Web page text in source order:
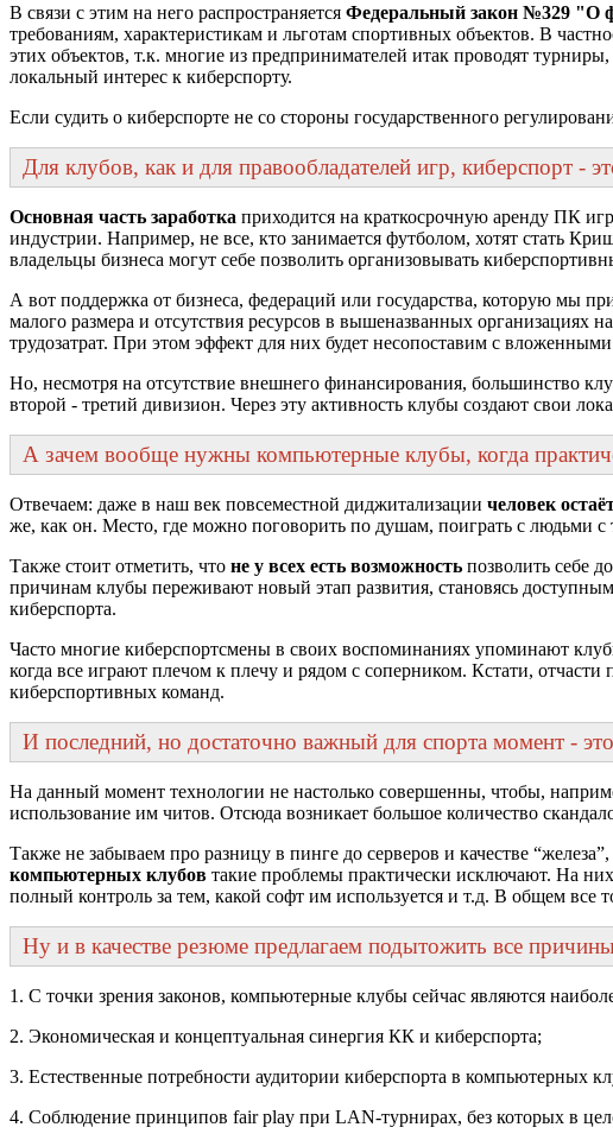
В связи с этим на него распространяется Федеральный закон №329 "О
требованиям, характеристикам и льготам спортивных объектов. В
этих объектов, т.к. многие из предпринимателей итак проводят
локальный интерес к киберспорту.
Если судить о киберспорте не со стороны государственного
Для клубов, как и для правообладателей игр, киберспорт -
Основная часть заработка приходится на краткосрочную аренду ПК
индустрии. Например, не все, кто занимается футболом, хотят стать
владельцы бизнеса могут себе позволить организовывать
А вот поддержка от бизнеса, федераций или государства, которую мы
малого размера и отсутствия ресурсов в вышеназванных
трудозатрат. При этом эффект для них будет несопоставим с
Но, несмотря на отсутствие внешнего финансирования, большинство
второй - третий дивизион. Через эту активность клубы создают свои
А зачем вообще нужны компьютерные клубы, когда
Отвечаем: даже в наш век повсеместной диджитализации человек
же, как он. Место, где можно поговорить по душам, поиграть с людьми
Также стоит отметить, что не у всех есть возможность позволить себе
причинам клубы переживают новый этап развития, становясь
киберспорта.
Часто многие киберспортсмены в своих воспоминаниях упоминают
когда все играют плечом к плечу и рядом с соперником. Кстати,
киберспортивных команд.
И последний, но достаточно важный для спорта момент -
На данный момент технологии не настолько совершенны, чтобы,
использование им читов. Отсюда возникает большое количество
Также не забываем про разницу в пинге до серверов и качестве
компьютерных клубов такие проблемы практически исключают. На них
полный контроль за тем, какой софт им используется и т.д. В общем все
Ну и в качестве резюме предлагаем подытожить все
1. С точки зрения законов, компьютерные клубы сейчас являются
2. Экономическая и концептуальная синергия КК и киберспорта;
3. Естественные потребности аудитории киберспорта в компьютерных
4. Соблюдение принципов fair play при LAN-турнирах, без которых в